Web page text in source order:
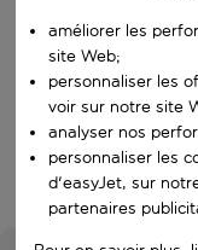
Qui
améliorer les
site Web;
personnaliser les
voir sur notre site
analyser nos
personnaliser les
d'easyJet, sur
partenaires